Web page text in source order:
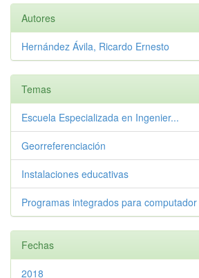
Autores
Hernández Ávila, Ricardo Ernesto
Temas
Escuela Especializada en Ingenier...
Georreferenciación
Instalaciones educativas
Programas integrados para computador
Fechas
2018